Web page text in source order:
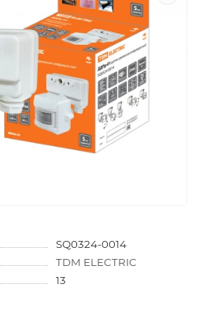
SQ0324-0014
TDM ELECTRIC
13